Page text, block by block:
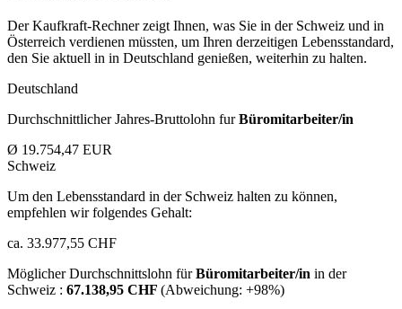
Der Kaufkraft-Rechner zeigt Ihnen, was Sie in der Schweiz und in
Österreich verdienen müssten, um Ihren derzeitigen Lebensstandard,
den Sie aktuell in in Deutschland genießen, weiterhin zu halten.
Deutschland
Durchschnittlicher Jahres-Bruttolohn furBüromitarbeiter/in
Ø 19.754,47 EUR
Schweiz
Um den Lebensstandard in der Schweiz halten zu können,
empfehlen wir folgendes Gehalt:
ca. 33.977,55 CHF
Möglicher Durchschnittslohn fürBüromitarbeiter/in in der
Schweiz : 67.138,95 CHF (Abweichung: +98%)